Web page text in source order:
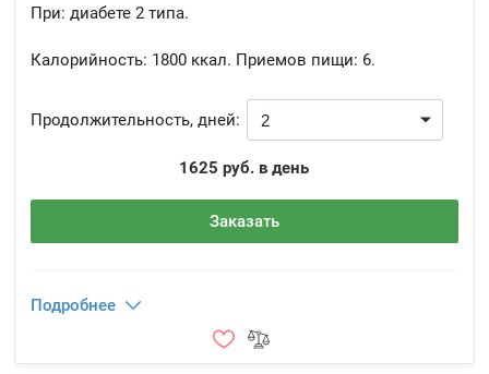
При: диабете 2 типа.
Калорийность: 1800 ккал. Приемов пищи: 6.
Продолжительность, дней:
1625 руб. в день
Заказать
Подробнее